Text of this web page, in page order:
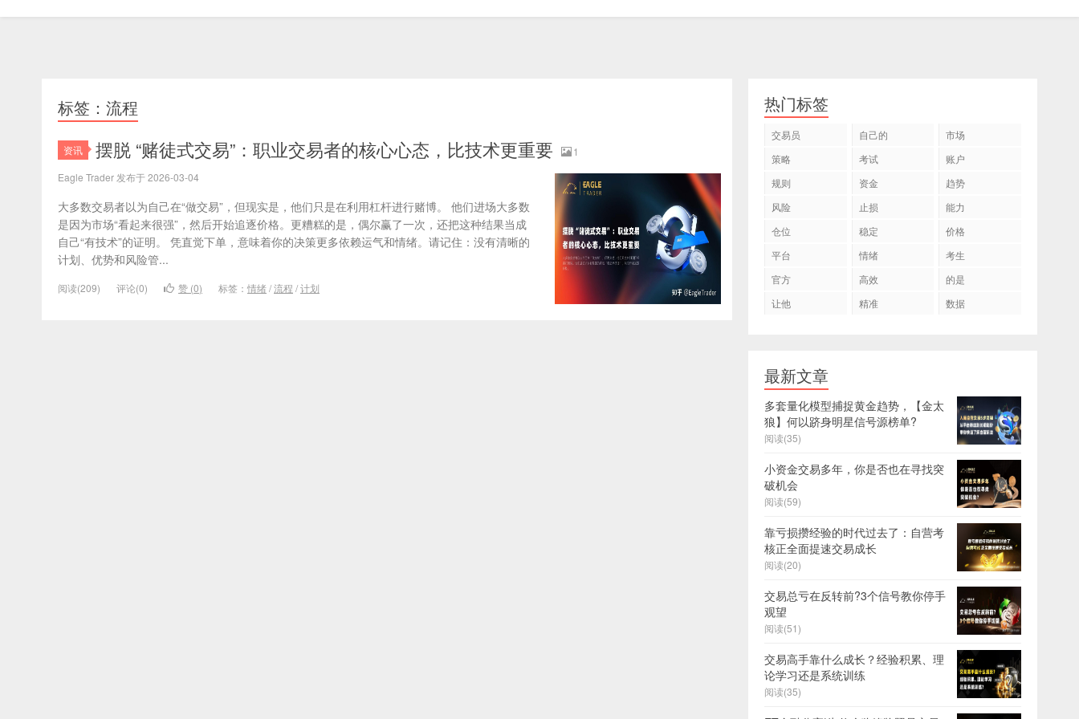
标签：流程
资讯 摆脱 “赌徒式交易”：职业交易者的核心心态，比技术更重要
1
Eagle Trader 发布于 2026-03-04
大多数交易者以为自己在“做交易”，但现实是，他们只是在利用杠杆进行赌博。 他们进场大多数
是因为市场“看起来很强”，然后开始追逐价格。更糟糕的是，偶尔赢了一次，还把这种结果当成
自己“有技术”的证明。 凭直觉下单，意味着你的决策更多依赖运气和情绪。请记住：没有清晰的
计划、优势和风险管...
阅读(209) 评论(0) 赞 (0) 标签： 情绪/流程 /计划
热门标签
交易员 自己的
市场
策略
考试
账户
规则
资金
趋势
风险
止损
能力
仓位
稳定
价格
平台
情绪
考生
官方
高效
的是
让他
精准 数据
最新文章
多套量化模型捕捉黄金趋势，【金太
狼】何以跻身明星信号源榜单?
阅读(35)
小资金交易多年，你是否也在寻找突
破机会
阅读(59)
靠亏损攒经验的时代过去了：自营考
核正全面提速交易成长
阅读(20)
交易总亏在反转前?3个信号教你停手
观望
阅读(51)
交易高手靠什么成长？经验积累、理
论学习还是系统训练
阅读(35)